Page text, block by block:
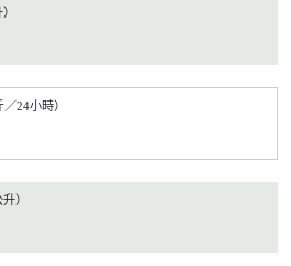
24小時）
）